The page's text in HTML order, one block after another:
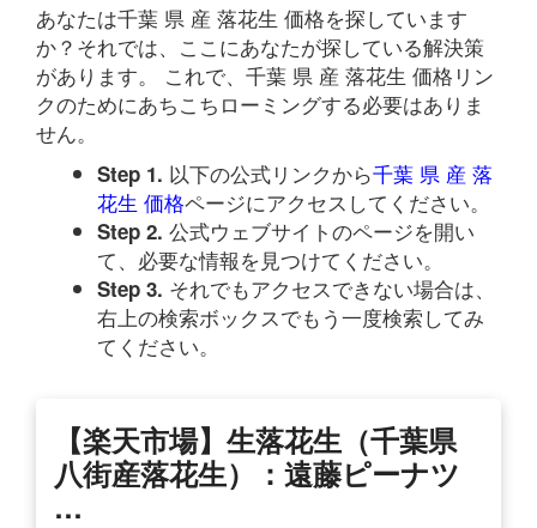
あなたは千葉 県 産 落花生 価格を探しています
か？それでは、ここにあなたが探している解決策
があります。 これで、千葉 県 産 落花生 価格リン
クのためにあちこちローミングする必要はありま
せん。
Step 1. 以下の公式リンクから千葉 県 産 落
花生 価格ページにアクセスしてください。
Step 2. 公式ウェブサイトのページを開い
て、必要な情報を見つけてください。
Step 3. それでもアクセスできない場合は、
右上の検索ボックスでもう一度検索してみ
てください。
【楽天市場】生落花生（千葉県
八街産落花生）：遠藤ピーナツ
…